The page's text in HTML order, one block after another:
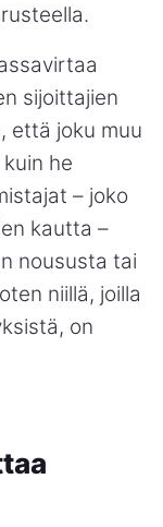
sijoittajien
että joku muu
he
– joko
kautta –
noususta tai
niillä, joilla
on